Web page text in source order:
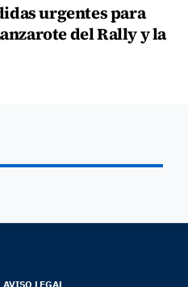
urgentes para
del Rally y la
AVISO LEGAL